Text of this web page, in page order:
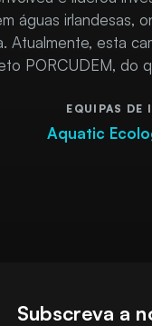
águas irlandesas,
Atualmente, esta
PORCUDEM, do
EQUIPAS DE
Aquatic
Subscreva a